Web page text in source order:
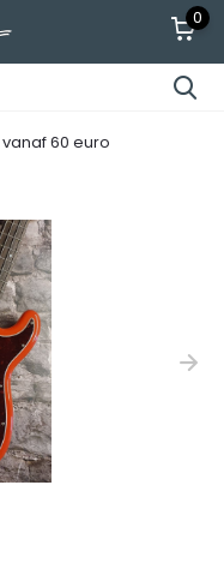
0
vanaf 60 euro